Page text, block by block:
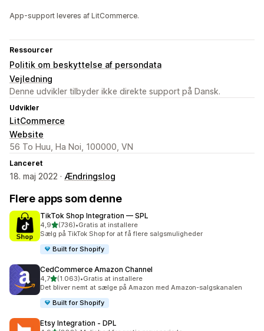
App-support leveres af LitCommerce.
Ressourcer
Politik om beskyttelse af persondata
Vejledning
Denne udvikler tilbyder ikke direkte support på Dansk.
Udvikler
LitCommerce
Website
56 To Huu, Ha Noi, 100000, VN
Lanceret
18. maj 2022 · Ændringslog
Flere apps som denne
TikTok Shop Integration — SPL
4,9ud af 5 stjerner
(736)
736 anmeldelser i alt
•Gratis at installere
Sælg på TikTok Shop for at få flere salgsmuligheder
Built for Shopify
CedCommerce Amazon Channel
4,7ud af 5 stjerner
(1.063)
1063 anmeldelser i alt
•Gratis at installere
Det bliver nemt at sælge på Amazon med Amazon-salgskanalen
Built for Shopify
Etsy Integration ‑ DPL